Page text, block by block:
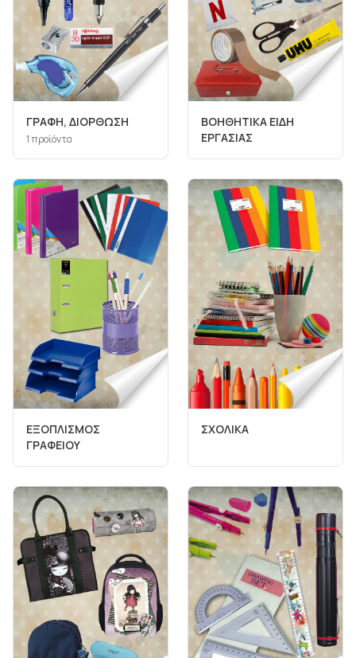
ΓΡΑΦΗ, ΔΙΟΡΘΩΣΗ
1προϊόντα
ΒΟΗΘΗΤΙΚΑ ΕΙΔΗ
ΕΡΓΑΣΙΑΣ
ΕΞΟΠΛΙΣΜΟΣ
ΓΡΑΦΕΙΟΥ
ΣΧΟΛΙΚΑ